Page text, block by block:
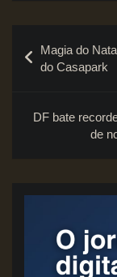
de
Magia do
do Casapark
DF bate
de